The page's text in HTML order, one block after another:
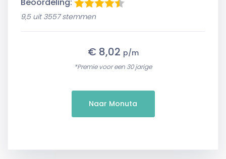
9,5 uit 3557 stemmen
€ 8,02 p/m
*Premie voor een 30 jarige
Naar Monuta